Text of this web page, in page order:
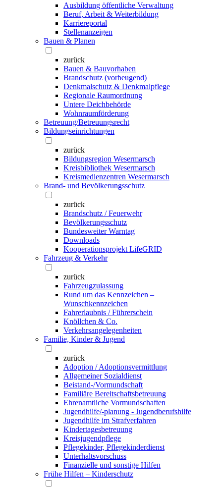
Ausbildung öffentliche Verwaltung
Beruf, Arbeit & Weiterbildung
Karriereportal
Stellenanzeigen
Bauen & Planen
zurück
Bauen & Bauvorhaben
Brandschutz (vorbeugend)
Denkmalschutz & Denkmalpflege
Regionale Raumordnung
Untere Deichbehörde
Wohnraumförderung
Betreuung/Betreuungsrecht
Bildungseinrichtungen
zurück
Bildungsregion Wesermarsch
Kreisbibliothek Wesermarsch
Kreismedienzentren Wesermarsch
Brand- und Bevölkerungsschutz
zurück
Brandschutz / Feuerwehr
Bevölkerungsschutz
Bundesweiter Warntag
Downloads
Kooperationsprojekt LifeGRID
Fahrzeug & Verkehr
zurück
Fahrzeugzulassung
Rund um das Kennzeichen –
Wunschkennzeichen
Fahrerlaubnis / Führerschein
Knöllchen & Co.
Verkehrsangelegenheiten
Familie, Kinder & Jugend
zurück
Adoption / Adoptionsvermittlung
Allgemeiner Sozialdienst
Beistand-/Vormundschaft
Familiäre Bereitschaftsbetreuung
Ehrenamtliche Vormundschaften
Jugendhilfe/-planung - Jugendberufshilfe
Jugendhilfe im Strafverfahren
Kindertagesbetreuung
Kreisjugendpflege
Pflegekinder, Pflegekinderdienst
Unterhaltsvorschuss
Finanzielle und sonstige Hilfen
Frühe Hilfen – Kinderschutz